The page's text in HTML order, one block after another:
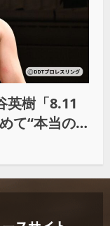
英樹「8.11
て“本当の